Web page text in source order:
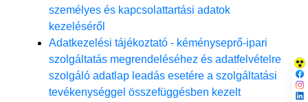
személyes és kapcsolattartási adatok
kezeléséről
Adatkezelési tájékoztató - kéményseprő-ipari
szolgáltatás megrendeléséhez és adatfelvételre
szolgáló adatlap leadás esetére a szolgáltatási
tevékenységgel összefüggésben kezelt